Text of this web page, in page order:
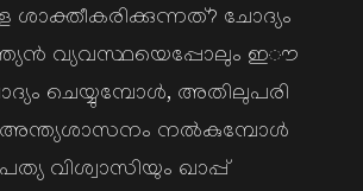
ചോദ്യം
വ്യവസ്ഥയെപ്പോലും ഇൗ
ചെയ്യുമ്പോൾ, അതിലുപരി
നൽകുമ്പോൾ
വിശ്വാസിയും ഖാപ്പ്